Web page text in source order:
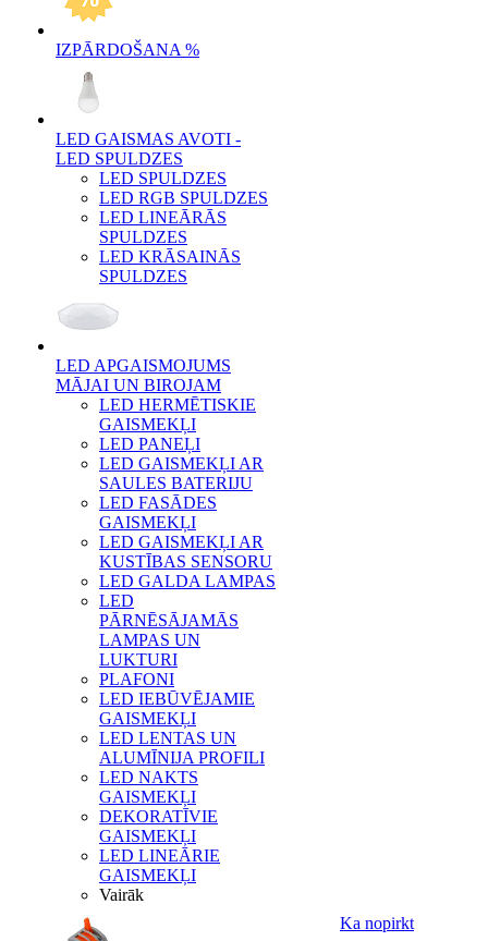
IZPĀRDOŠANA %
LED GAISMAS AVOTI -
LED SPULDZES
LED SPULDZES
LED RGB SPULDZES
LED LINEĀRĀS
SPULDZES
LED KRĀSAINĀS
SPULDZES
LED APGAISMOJUMS
MĀJAI UN BIROJAM
LED HERMĒTISKIE
GAISMEKĻI
LED PANEĻI
LED GAISMEKĻI AR
SAULES BATERIJU
LED FASĀDES
GAISMEKĻI
LED GAISMEKĻI AR
KUSTĪBAS SENSORU
LED GALDA LAMPAS
LED
PĀRNĒSĀJAMĀS
LAMPAS UN
LUKTURI
PLAFONI
LED IEBŪVĒJAMIE
GAISMEKĻI
LED LENTAS UN
ALUMĪNIJA PROFILI
LED NAKTS
GAISMEKĻI
DEKORATĪVIE
GAISMEKĻI
LED LINEĀRIE
GAISMEKĻI
Vairāk
Ka nopirkt